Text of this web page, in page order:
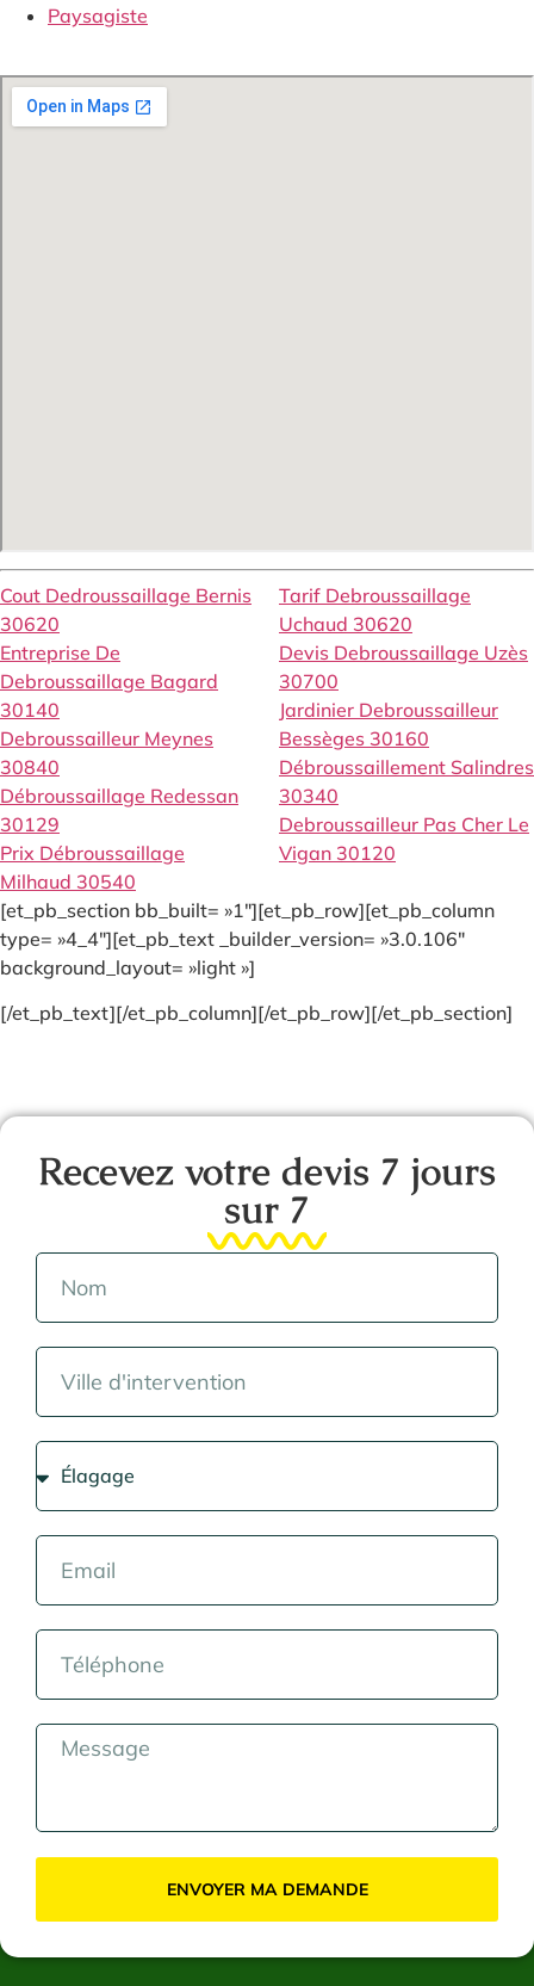
Paysagiste
Cout Dedroussaillage Bernis
30620
Entreprise De
Debroussaillage Bagard
30140
Debroussailleur Meynes
30840
Débroussaillage Redessan
30129
Prix Débroussaillage
Milhaud 30540
Tarif Debroussaillage
Uchaud 30620
Devis Debroussaillage Uzès
30700
Jardinier Debroussailleur
Bessèges 30160
Débroussaillement Salindres
30340
Debroussailleur Pas Cher Le
Vigan 30120
[et_pb_section bb_built= »1″][et_pb_row][et_pb_column
type= »4_4″][et_pb_text _builder_version= »3.0.106″
background_layout= »light »]
[/et_pb_text][/et_pb_column][/et_pb_row][/et_pb_section]
Recevez votre devis 7 jours
sur 7
ENVOYER MA DEMANDE